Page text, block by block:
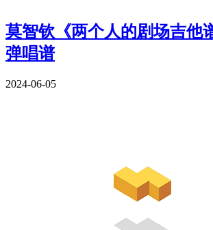
莫智钦《两个人的剧场吉他
弹唱谱
2024-06-05